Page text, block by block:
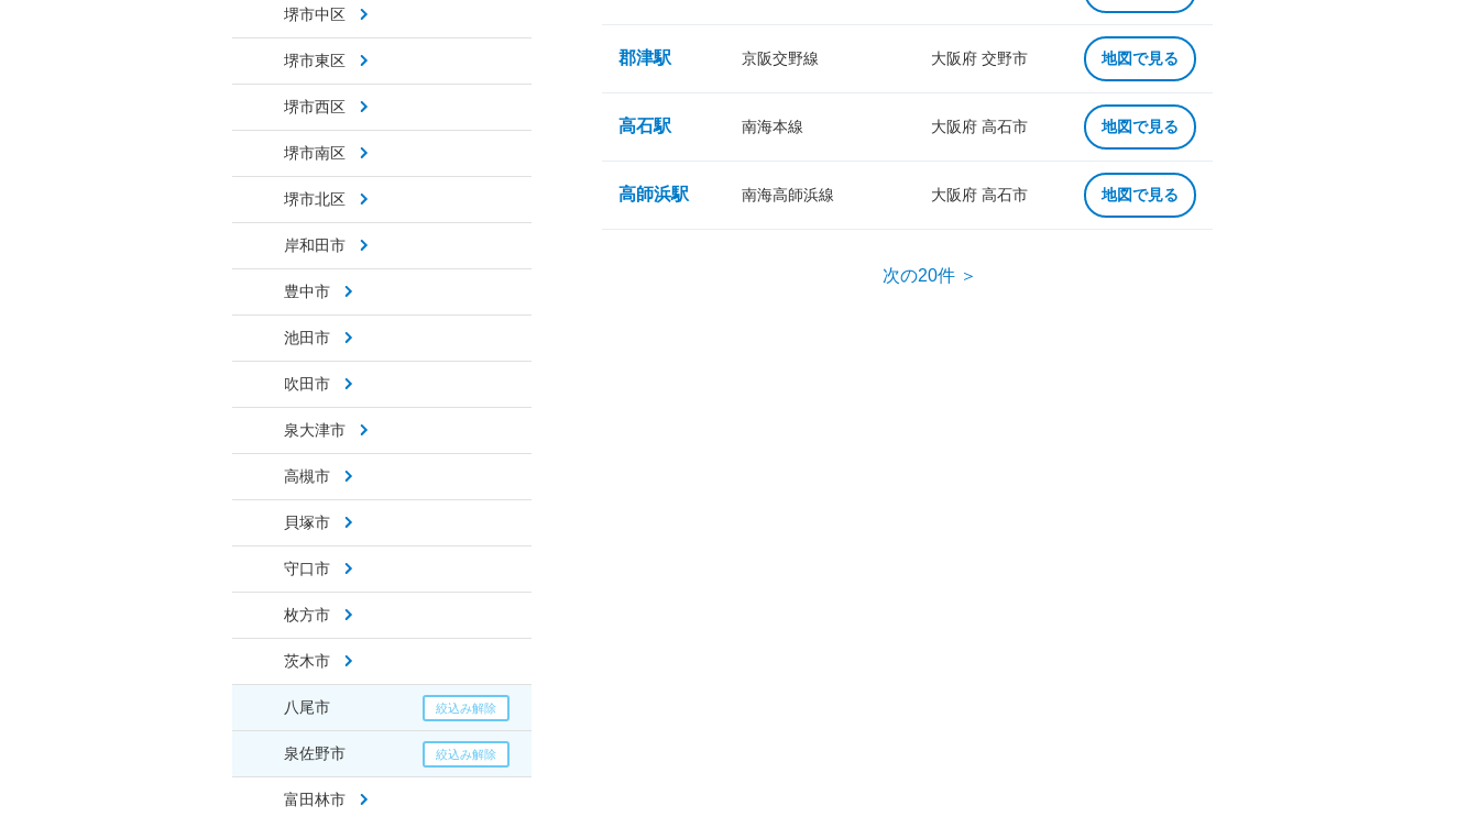
堺市中区
堺市東区
堺市西区
堺市南区
堺市北区
岸和田市
豊中市
池田市
吹田市
泉大津市
高槻市
貝塚市
守口市
枚方市
茨木市
八尾市
泉佐野市
富田林市
郡津駅 京阪交野線 大阪府 交野市 地図で見る
高石駅 南海本線 大阪府 高石市 地図で見る
高師浜駅 南海高師浜線 大阪府 高石市 地図で見る
次の20件 ＞